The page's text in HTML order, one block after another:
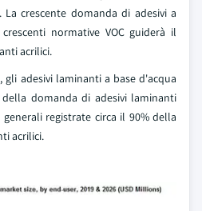
crescente domanda di adesivi a
normative VOC guiderà il
acrilici.
adesivi laminanti a base d'acqua
domanda di adesivi laminanti
registrate circa il 90% della
acrilici.